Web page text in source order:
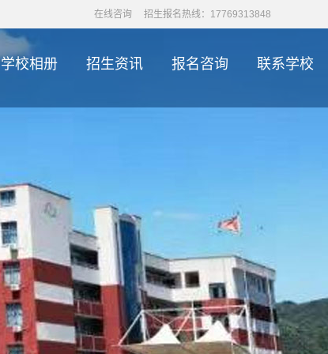
在线咨询 招生报名热线：17769313848
学校相册 招生资讯 报名咨询 联系学校